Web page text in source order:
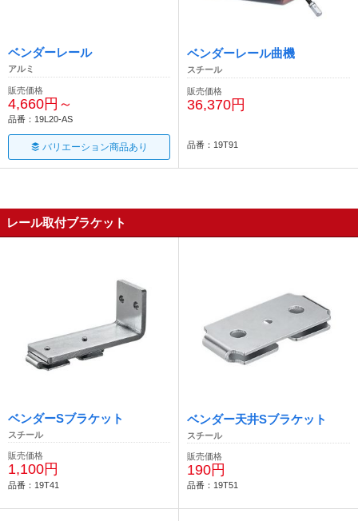
ベンダーレール
アルミ
販売価格
4,660円～
品番：19L20-AS
バリエーション商品あり
ベンダーレール曲機
スチール
販売価格
36,370円
品番：19T91
レール取付ブラケット
ベンダーSブラケット
スチール
販売価格
1,100円
品番：19T41
ベンダー天井Sブラケット
スチール
販売価格
190円
品番：19T51